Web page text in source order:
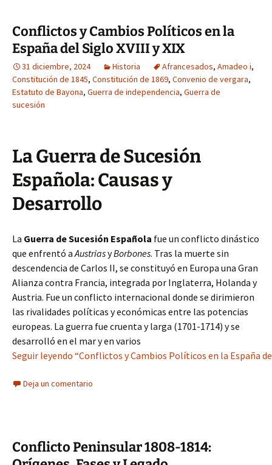
Conflictos y Cambios Políticos en la
España del Siglo XVIII y XIX
31 diciembre, 2024 Historia Afrancesados, Amadeo i,
Constitución de 1845, Constitución de 1869, Convenio de vergara,
Estatuto de Bayona, Guerra de independencia, Guerra de
sucesión
La Guerra de Sucesión
Española: Causas y
Desarrollo
La Guerra de Sucesión Española fue un conflicto dinástico
que enfrentó aAustriasyBorbones. Tras la muerte sin
descendencia de Carlos II, se constituyó en Europa una Gran
Alianza contra Francia, integrada por Inglaterra, Holanda y
Austria. Fue un conflicto internacional donde se dirimieron
las rivalidades políticas y económicas entre las potencias
europeas. La guerra fue cruenta y larga (1701-1714) y se
desarrolló en el mar y en varios
Seguir leyendo “Conflictos y Cambios Políticos en la España
Deja un comentario
Conflicto Peninsular 1808-1814: